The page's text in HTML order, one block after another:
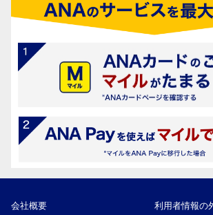
会社概要 利用者情報の